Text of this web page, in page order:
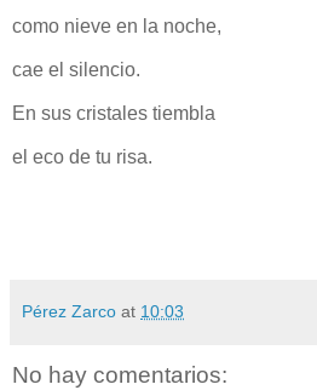
como nieve en la noche,
cae el silencio.
En sus cristales tiembla
el eco de tu risa.
Pérez Zarco at 10:03
No hay comentarios: